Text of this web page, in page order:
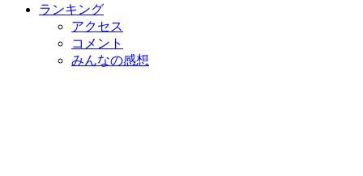
ランキング
アクセス
コメント
みんなの感想